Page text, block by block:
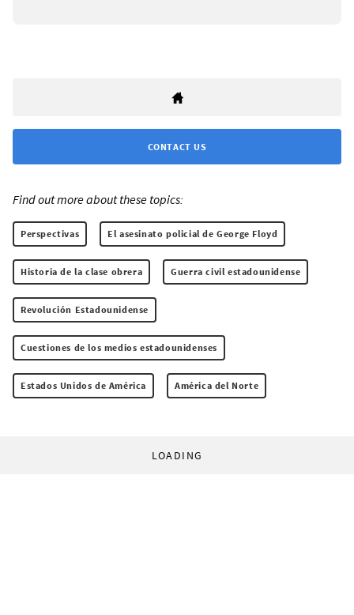
CONTACT US
Find out more about these topics:
Perspectivas El asesinato policial de George Floyd
Historia de la clase obrera Guerra civil estadounidense
Revolución Estadounidense
Cuestiones de los medios estadounidenses
Estados Unidos de América América del Norte
LOADING